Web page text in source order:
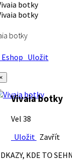
botky
Uložit
Vivaia botky
Vel 38
Uložit Zavřít
KDE TO